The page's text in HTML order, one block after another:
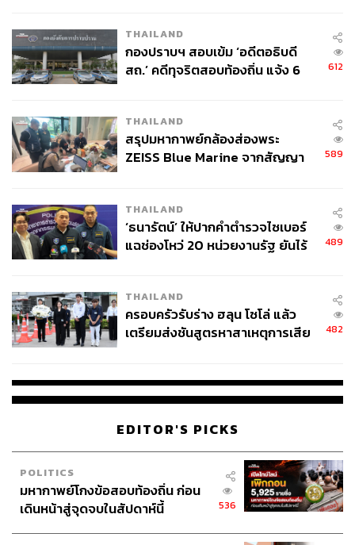
THAILAND
กองปราบฯ สอบเข้ม ‘อดีตอธิบดี
สถ.’ คดีทุจริตสอบท้องถิ่น แจ้ง 6
612
THAILAND
สรุปมหากาพย์กล้องส่องพระ
ZEISS Blue Marine จากสัญญา
จ่ายหนี้-แอบระบุแบรนด์
589
THAILAND
‘ธนารัตน์’ ให้ปากคำตำรวจไซเบอร์
แฉช่องโหว่ 20 หน่วยงานรัฐ ยันไร้
489
THAILAND
ครอบครัวรับร่าง ฮลุน โซโล่ แล้ว
เตรียมส่งชันสูตรหาสาเหตุการเสีย
482
EDITOR'S PICKS
POLITICS
มหากาพย์โกงข้อสอบท้องถิ่น ก่อน
เดินหน้าสู่จุดจบในสัปดาห์นี้
536